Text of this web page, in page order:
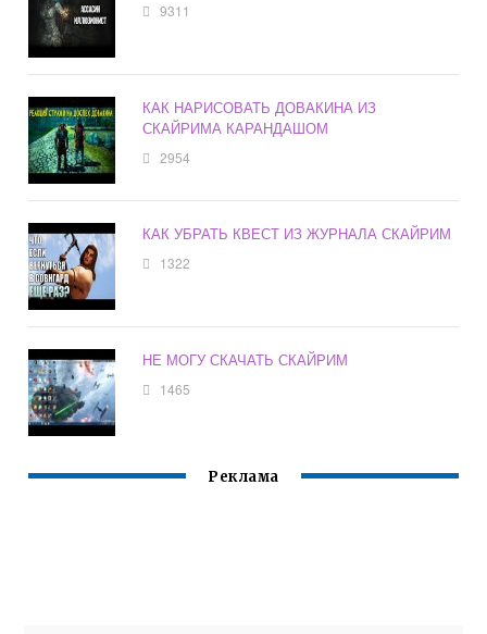
9311
КАК НАРИСОВАТЬ ДОВАКИНА ИЗ
СКАЙРИМА КАРАНДАШОМ
2954
КАК УБРАТЬ КВЕСТ ИЗ ЖУРНАЛА СКАЙРИМ
1322
НЕ МОГУ СКАЧАТЬ СКАЙРИМ
1465
Реклама